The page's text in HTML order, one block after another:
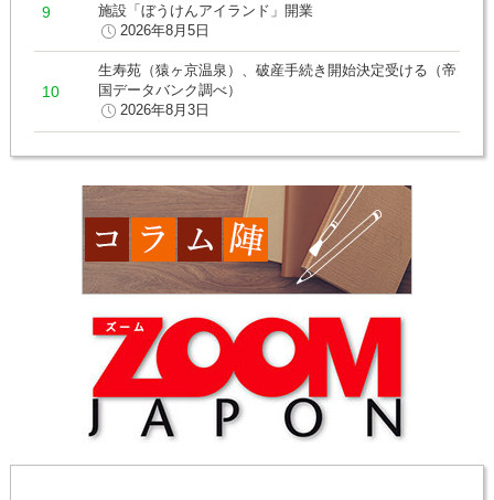
施設「ぼうけんアイランド」開業
2026年8月5日
生寿苑（猿ヶ京温泉）、破産手続き開始決定受ける（帝
国データバンク調べ）
2026年8月3日